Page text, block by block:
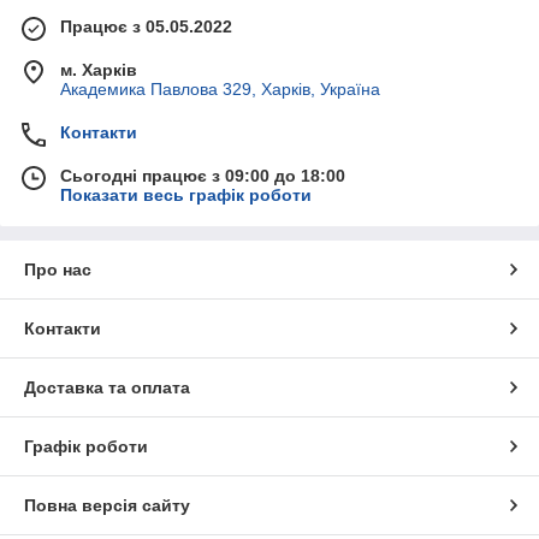
Працює з 05.05.2022
м. Харків
Академика Павлова 329, Харків, Україна
Контакти
Сьогодні працює з 09:00 до 18:00
Показати весь графік роботи
Про нас
Контакти
Доставка та оплата
Графік роботи
Повна версія сайту